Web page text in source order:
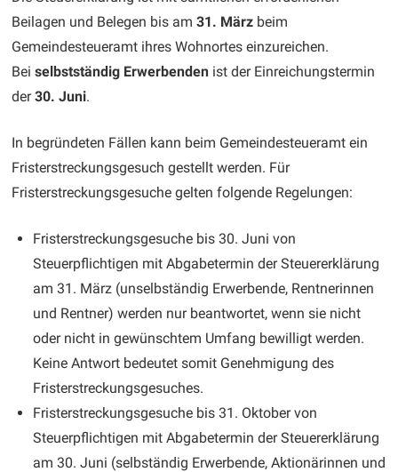
Beilagen und Belegen bis am31. März beim
Gemeindesteueramt ihres Wohnortes einzureichen.
Beiselbstständig Erwerbenden ist der Einreichungstermin
der30. Juni.
In begründeten Fällen kann beim Gemeindesteueramt ein
Fristerstreckungsgesuch gestellt werden. Für
Fristerstreckungsgesuche gelten folgende Regelungen:
Fristerstreckungsgesuche bis 30. Juni von
Steuerpflichtigen mit Abgabetermin der Steuererklärung
am 31. März (unselbständig Erwerbende, Rentnerinnen
und Rentner) werden nur beantwortet, wenn sie nicht
oder nicht in gewünschtem Umfang bewilligt werden.
Keine Antwort bedeutet somit Genehmigung des
Fristerstreckungsgesuches.
Fristerstreckungsgesuche bis 31. Oktober von
Steuerpflichtigen mit Abgabetermin der Steuererklärung
am 30. Juni (selbständig Erwerbende, Aktionärinnen und